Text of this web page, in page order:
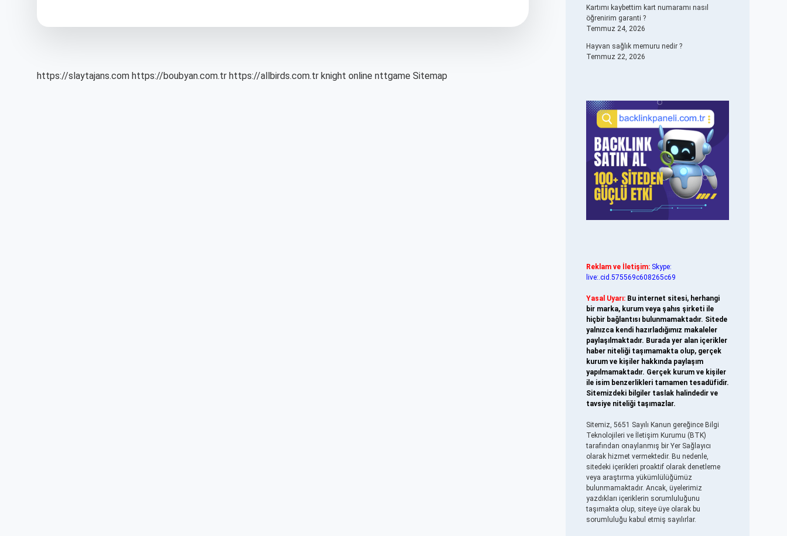
https://slaytajans.com https://boubyan.com.tr https://allbirds.com.tr knight online nttgame Sitemap
Kartımı kaybettim kart numaramı nasıl
öğrenirim garanti ?
Temmuz 24, 2026
Hayvan sağlık memuru nedir ?
Temmuz 22, 2026
Reklam ve İletişim: Skype:
live:.cid.575569c608265c69
Yasal Uyarı: Bu internet sitesi, herhangi
bir marka, kurum veya şahıs şirketi ile
hiçbir bağlantısı bulunmamaktadır. Sitede
yalnızca kendi hazırladığımız makaleler
paylaşılmaktadır. Burada yer alan içerikler
haber niteliği taşımamakta olup, gerçek
kurum ve kişiler hakkında paylaşım
yapılmamaktadır. Gerçek kurum ve kişiler
ile isim benzerlikleri tamamen tesadüfidir.
Sitemizdeki bilgiler taslak halindedir ve
tavsiye niteliği taşımazlar.
Sitemiz, 5651 Sayılı Kanun gereğince Bilgi
Teknolojileri ve İletişim Kurumu (BTK)
tarafından onaylanmış bir Yer Sağlayıcı
olarak hizmet vermektedir. Bu nedenle,
sitedeki içerikleri proaktif olarak denetleme
veya araştırma yükümlülüğümüz
bulunmamaktadır. Ancak, üyelerimiz
yazdıkları içeriklerin sorumluluğunu
taşımakta olup, siteye üye olarak bu
sorumluluğu kabul etmiş sayılırlar.